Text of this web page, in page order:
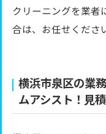
クリーニングを業者
合は、お任せくださ
横浜市泉区の業
ムアシスト！見